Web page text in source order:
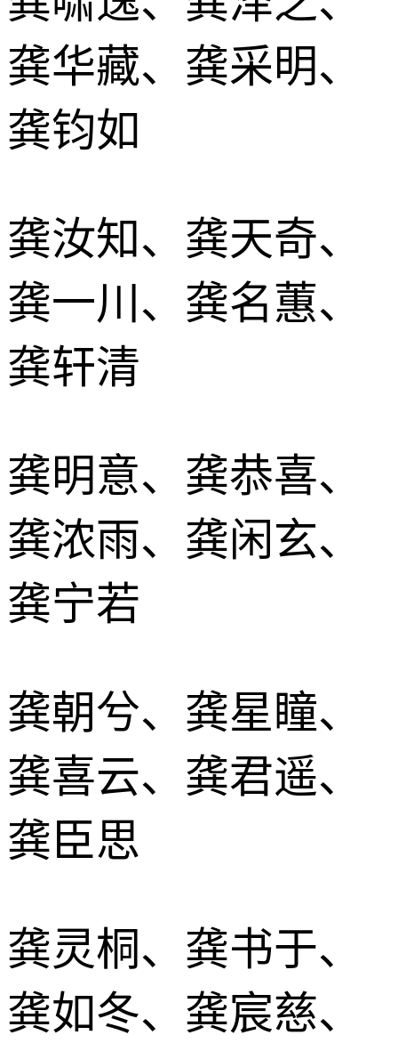
龚华藏、龚采明、
龚钧如
龚汝知、龚天奇、
龚一川、龚名蕙、
龚轩清
龚明意、龚恭喜、
龚浓雨、龚闲玄、
龚宁若
龚朝兮、龚星瞳、
龚喜云、龚君遥、
龚臣思
龚灵桐、龚书于、
龚如冬、龚宸慈、